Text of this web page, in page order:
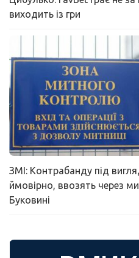
виходить із гри
ЗМІ: Контрабанду під
ймовірно, ввозять через
Буковині